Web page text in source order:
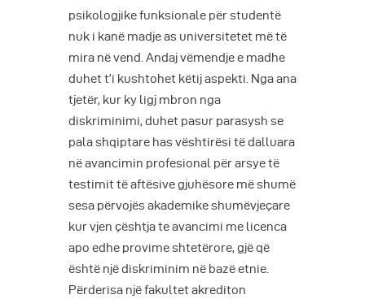
psikologjike funksionale për studentë
nuk i kanë madje as universitetet më të
mira në vend. Andaj vëmendje e madhe
duhet t’i kushtohet këtij aspekti. Nga ana
tjetër, kur ky ligj mbron nga
diskriminimi, duhet pasur parasysh se
pala shqiptare has vështirësi të dalluara
në avancimin profesional për arsye të
testimit të aftësive gjuhësore më shumë
sesa përvojës akademike shumëvjeçare
kur vjen çështja te avancimi me licenca
apo edhe provime shtetërore, gjë që
është një diskriminim në bazë etnie.
Përderisa një fakultet akrediton